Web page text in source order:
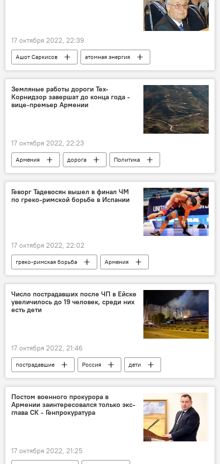
17 октября 2022, 22:39
Ашот Саркисов
атомная энергия
Россия
ученый
Земляные работы дороги Тех-
Корнидзор завершат до конца года -
вице-премьер Армении
17 октября 2022, 22:23
Армения дорога
Политика
Новости Армения
вице-премьер
Геворг Тадевосян вышел в финал ЧМ
по греко-римской борьбе в Испании
17 октября 2022, 22:02
греко-римская борьба
Армения
Спорт
Новости Армения
Чемпионат мира
Число пострадавших после ЧП в Ейске
увеличилось до 19 человек, среди них
есть дети
17 октября 2022, 21:46
пострадавшие Россия
дети
ЧП
Постом военного прокурора в
Армении заинтересовался только экс-
глава СК - Генпрокуратура
17 октября 2022, 21:25